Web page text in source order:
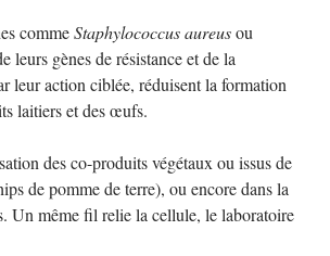
commeStaphylococcus aureusou
leurs gènes de résistance et de la
leur action ciblée, réduisent la formation
laitiers et des œufs.
des co-produits végétaux ou issus de
de pomme de terre), ou encore dans la
Un même fil relie la cellule, le laboratoire